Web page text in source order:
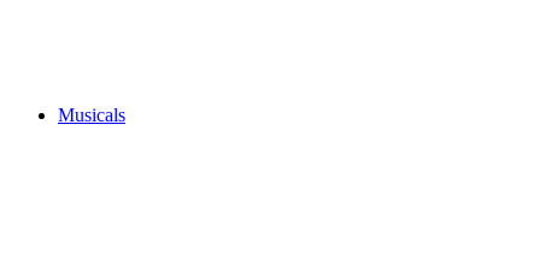
Musicals